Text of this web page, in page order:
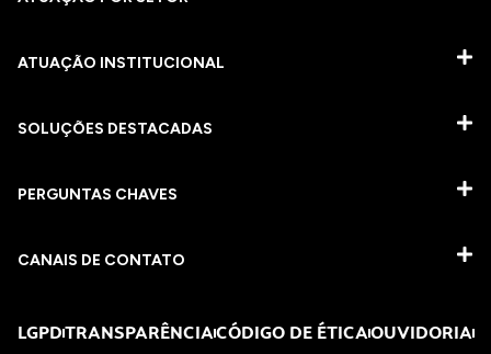
ATUAÇÃO INSTITUCIONAL
SOLUÇÕES DESTACADAS
PERGUNTAS CHAVES​
CANAIS DE CONTATO
LGPDTRANSPARÊNCIACÓDIGO DE ÉTICAOUVIDORIA